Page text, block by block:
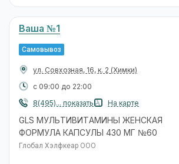
Ваша №1
Самовывоз
ул. Совхозная, 16, к. 2 (Химки)
с 09:00 до 22:00
8(495)... показать
На карте
GLS МУЛЬТИВИТАМИНЫ ЖЕНСКАЯ
ФОРМУЛА КАПСУЛЫ 430 МГ №60
Глобал Хэлфкеар ООО